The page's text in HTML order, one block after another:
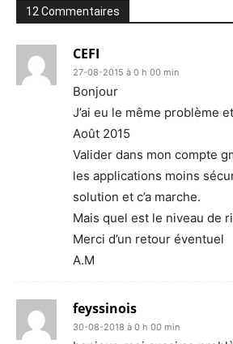
12 Commentaires
CEFI
27-08-2015 à 0 h 00 min
Bonjour
J’ai eu le même problème
Août 2015
Valider dans mon compte
les applications moins
solution et c’a marche.
Mais quel est le niveau de
Merci d’un retour éventuel
A.M
feyssinois
30-08-2018 à 0 h 00 min